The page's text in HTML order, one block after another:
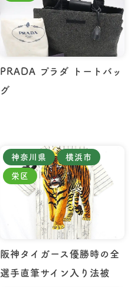
PRADA プラダ トートバッ
グ
神奈川県 横浜市
栄区
阪神タイガース優勝時の全
選手直筆サイン入り法被